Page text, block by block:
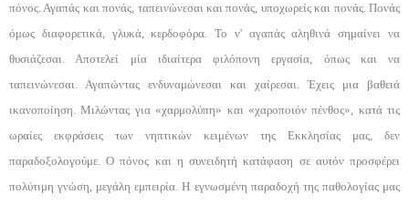
πόνος. Αγαπάς και πονάς, ταπεινώνεσαι και πονάς, υποχωρείς και πονάς. Πονάς
όμως διαφορετι­κά, γλυκά, κερδοφόρα. Το ν' αγαπάς αληθινά σημαί­νει να
θυσιάζεσαι. Αποτελεί μία ιδιαίτερα φιλόπονη εργασία, όπως και να
ταπεινώνεσαι. Αγαπώντας ενδυναμώνεσαι και χαίρεσαι. Έχεις μια βαθειά
ικανοποί­ηση. Μιλώντας για «χαρμολύπη» και «χαροποιόν πένθος», κατά τις
ωραίες εκφράσεις των νηπτικών κει­μένων της Εκκλησίας μας, δεν
παραδοξολογούμε. Ο πόνος και η συνειδητή κατάφαση σε αυτόν προσφέρει
πολύτιμη γνώση, μεγάλη εμπειρία. Η εγνωσμένη παραδοχή της παθολογίας μας